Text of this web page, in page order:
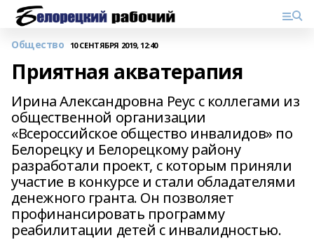
Общество 10 СЕНТЯБРЯ 2019, 12:40
Приятная акватерапия
Ирина Александровна Реус с коллегами из
общественной организации
«Всероссийское общество инвалидов» по
Белорецку и Белорецкому району
разработали проект, с которым приняли
участие в конкурсе и стали обладателями
денежного гранта. Он позволяет
профинансировать программу
реабилитации детей с инвалидностью.